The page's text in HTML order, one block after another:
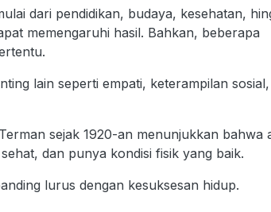
dari pendidikan, budaya, kesehatan,
memengaruhi hasil. Bahkan, beberapa
lain seperti empati, keterampilan
sejak 1920-an menunjukkan bahwa
dan punya kondisi fisik yang baik.
lurus dengan kesuksesan hidup.